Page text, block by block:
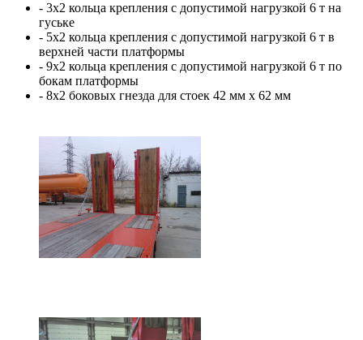
- 3х2 кольца крепления с допустимой нагрузкой 6 т на
гуське
- 5х2 кольца крепления с допустимой нагрузкой 6 т в
верхней части платформы
- 9х2 кольца крепления с допустимой нагрузкой 6 т по
бокам платформы
- 8х2 боковых гнезда для стоек 42 мм х 62 мм